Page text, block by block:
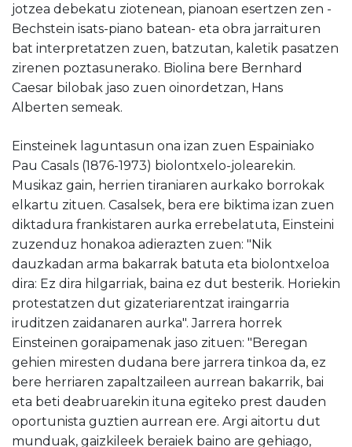
jotzea debekatu ziotenean, pianoan esertzen zen -
Bechstein isats-piano batean- eta obra jarraituren
bat interpretatzen zuen, batzutan, kaletik pasatzen
zirenen poztasunerako. Biolina bere Bernhard
Caesar bilobak jaso zuen oinordetzan, Hans
Alberten semeak.
Einsteinek laguntasun ona izan zuen Espainiako
Pau Casals (1876-1973) biolontxelo-jolearekin.
Musikaz gain, herrien tiraniaren aurkako borrokak
elkartu zituen. Casalsek, bera ere biktima izan zuen
diktadura frankistaren aurka errebelatuta, Einsteini
zuzenduz honakoa adierazten zuen: "Nik
dauzkadan arma bakarrak batuta eta biolontxeloa
dira: Ez dira hilgarriak, baina ez dut besterik. Horiekin
protestatzen dut gizateriarentzat iraingarria
iruditzen zaidanaren aurka". Jarrera horrek
Einsteinen goraipamenak jaso zituen: "Beregan
gehien miresten dudana bere jarrera tinkoa da, ez
bere herriaren zapaltzaileen aurrean bakarrik, bai
eta beti deabruarekin ituna egiteko prest dauden
oportunista guztien aurrean ere. Argi aitortu dut
munduak, gaizkileek beraiek baino are gehiago,